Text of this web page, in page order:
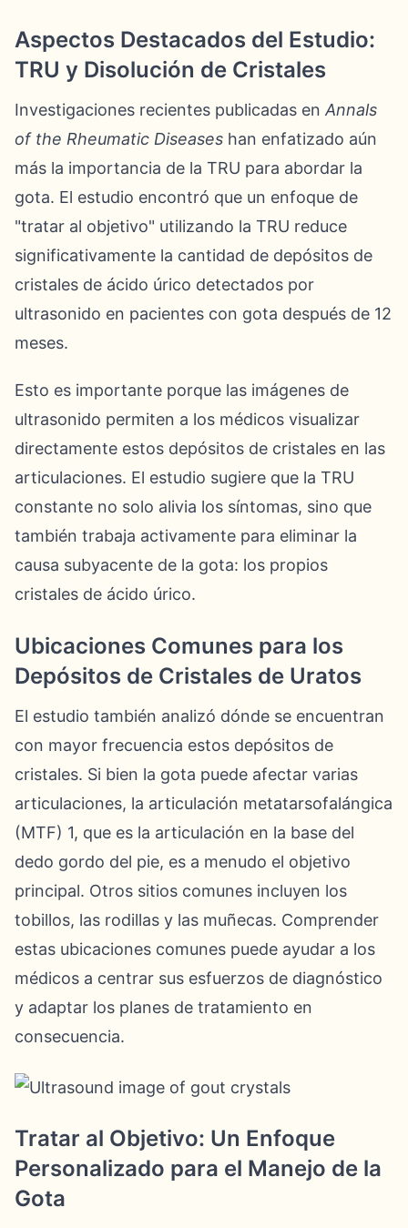
Aspectos Destacados del Estudio:
TRU y Disolución de Cristales
Investigaciones recientes publicadas en Annals
of the Rheumatic Diseases han enfatizado aún
más la importancia de la TRU para abordar la
gota. El estudio encontró que un enfoque de
"tratar al objetivo" utilizando la TRU reduce
significativamente la cantidad de depósitos de
cristales de ácido úrico detectados por
ultrasonido en pacientes con gota después de 12
meses.
Esto es importante porque las imágenes de
ultrasonido permiten a los médicos visualizar
directamente estos depósitos de cristales en las
articulaciones. El estudio sugiere que la TRU
constante no solo alivia los síntomas, sino que
también trabaja activamente para eliminar la
causa subyacente de la gota: los propios
cristales de ácido úrico.
Ubicaciones Comunes para los
Depósitos de Cristales de Uratos
El estudio también analizó dónde se encuentran
con mayor frecuencia estos depósitos de
cristales. Si bien la gota puede afectar varias
articulaciones, la articulación metatarsofalángica
(MTF) 1, que es la articulación en la base del
dedo gordo del pie, es a menudo el objetivo
principal. Otros sitios comunes incluyen los
tobillos, las rodillas y las muñecas. Comprender
estas ubicaciones comunes puede ayudar a los
médicos a centrar sus esfuerzos de diagnóstico
y adaptar los planes de tratamiento en
consecuencia.
Tratar al Objetivo: Un Enfoque
Personalizado para el Manejo de la
Gota